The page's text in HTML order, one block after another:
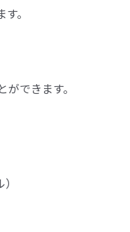
。
できます。